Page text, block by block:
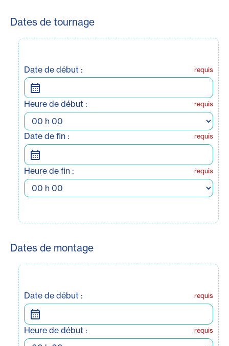
Dates de tournage
Date de début : requis
Heure de début : requis
Date de fin : requis
Heure de fin : requis
Dates de montage
Date de début : requis
Heure de début : requis